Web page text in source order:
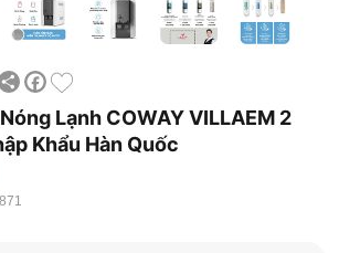
ShareFacebook
Lạnh COWAY VILLAEM 2
Khẩu Hàn Quốc